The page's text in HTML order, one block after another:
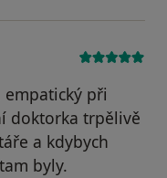
empatický při
doktorka trpělivě
a kdybych
byly.